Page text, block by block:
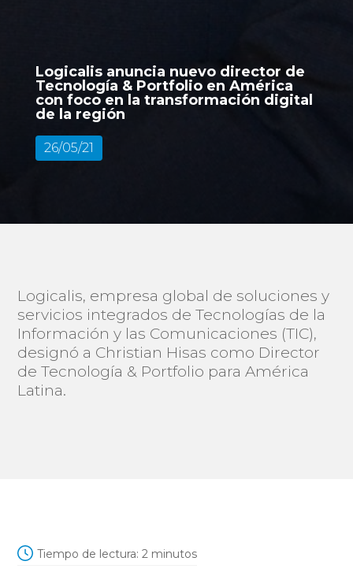
Logicalis anuncia nuevo director de
Tecnología & Portfolio en América
con foco en la transformación digital
de la región
26/05/21
Logicalis, empresa global de soluciones y
servicios integrados de Tecnologías de la
Información y las Comunicaciones (TIC),
designó a Christian Hisas como Director
de Tecnología & Portfolio para América
Latina.
Tiempo de lectura: 2 minutos